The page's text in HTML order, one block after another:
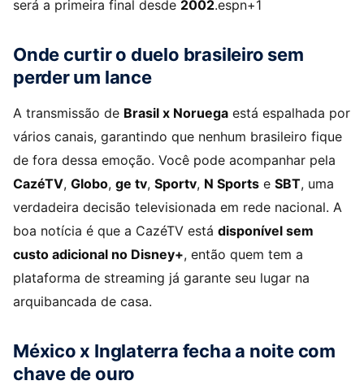
será a primeira final desde 2002.espn+1
Onde curtir o duelo brasileiro sem
perder um lance
A transmissão de Brasil x Noruega está espalhada por
vários canais, garantindo que nenhum brasileiro fique
de fora dessa emoção. Você pode acompanhar pela
CazéTV, Globo, ge tv, Sportv, N Sports e SBT, uma
verdadeira decisão televisionada em rede nacional. A
boa notícia é que a CazéTV está disponível sem
custo adicional no Disney+, então quem tem a
plataforma de streaming já garante seu lugar na
arquibancada de casa.
México x Inglaterra fecha a noite com
chave de ouro